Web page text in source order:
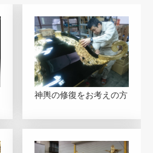
神輿の修復をお考えの方